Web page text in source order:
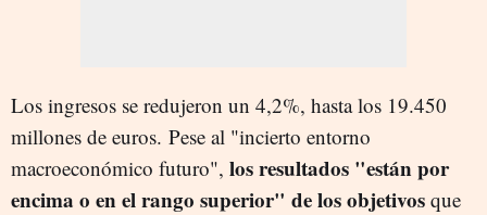
Los ingresos se redujeron un 4,2%, hasta los 19.450
millones de euros. Pese al "incierto entorno
macroeconómico futuro", los resultados "están por
encima o en el rango superior" de los objetivos que